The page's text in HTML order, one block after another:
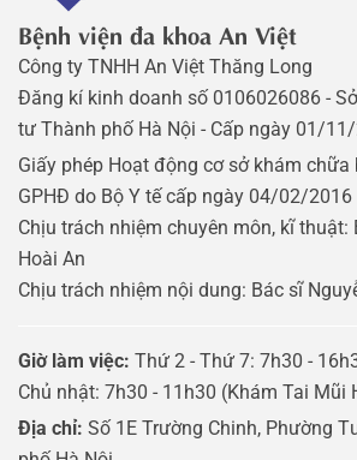
Bệnh viện đa khoa An Việt
Công ty TNHH An Việt Thăng Long
Đăng kí kinh doanh số 0106026086 -
tư Thành phố Hà Nội - Cấp ngày 01/
Giấy phép Hoạt động cơ sở khám chữa
GPHĐ do Bộ Y tế cấp ngày 04/02/2016
Chịu trách nhiệm chuyên môn, kĩ thuật:
Hoài An
Chịu trách nhiệm nội dung: Bác sĩ
Giờ làm việc: Thứ 2 - Thứ 7: 7h30 -
Chủ nhật: 7h30 - 11h30 (Khám Tai Mũi
Địa chỉ: Số 1E Trường Chinh, Phường